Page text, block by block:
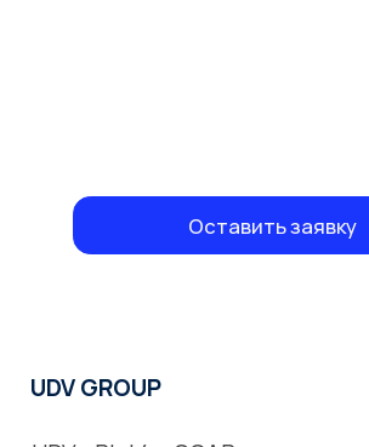
и автоматизации других функций ИБ.
Существенно снижает время
UDV GROUP